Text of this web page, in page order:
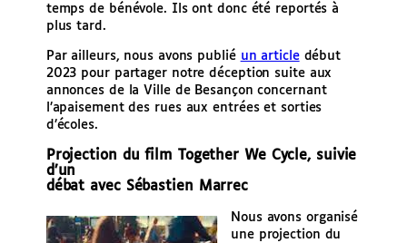
temps de bénévole. Ils ont donc été reportés à
plus tard.
Par ailleurs, nous avons publié un articledébut
2023 pour partager notre déception suite aux
annonces de la Ville de Besançon concernant
l’apaisement des rues aux entrées et sorties
d’écoles.
Projection du film Together We Cycle, suivie
d’un
débat avec Sébastien Marrec
Nous avons organisé
une projection du